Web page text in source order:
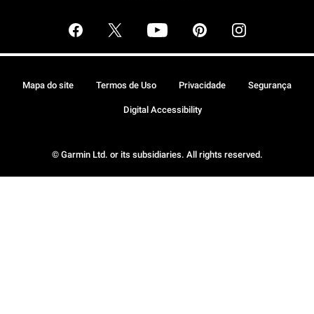
© Garmin Ltd. or its subsidiaries. All rights reserved.
Mapa do site Termos de Uso Privacidade Segurança
Digital Accessibility